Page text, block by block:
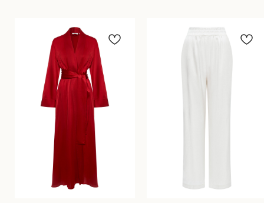
Каталог
Подарки
О бренде
Индивидуальный пошив
Контакты
Подписываясь на рассылку, вы соглашаетесь
с условиямиПолитики конфиденциальности
Подписаться